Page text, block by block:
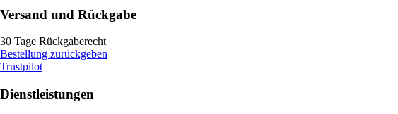
Versand und Rückgabe
30 Tage Rückgaberecht
Bestellung zurückgeben
Trustpilot
Dienstleistungen